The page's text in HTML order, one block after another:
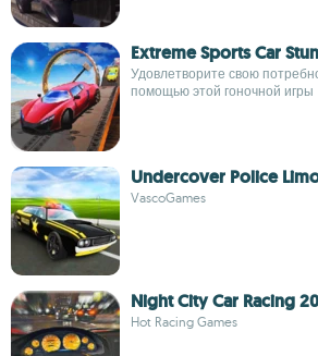
Extreme Sports Car
Удовлетворите свою
помощью этой гоночной игры
Undercover Police
VascoGames
Night City Car Racing
Hot Racing Games